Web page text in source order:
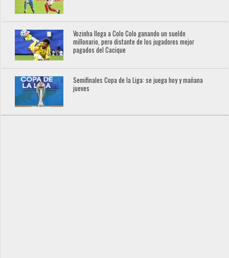
Vozinha llega a Colo Colo ganando un sueldo
millonario, pero distante de los jugadores mejor
pagados del Cacique
Semifinales Copa de la Liga: se juega hoy y mañana
jueves